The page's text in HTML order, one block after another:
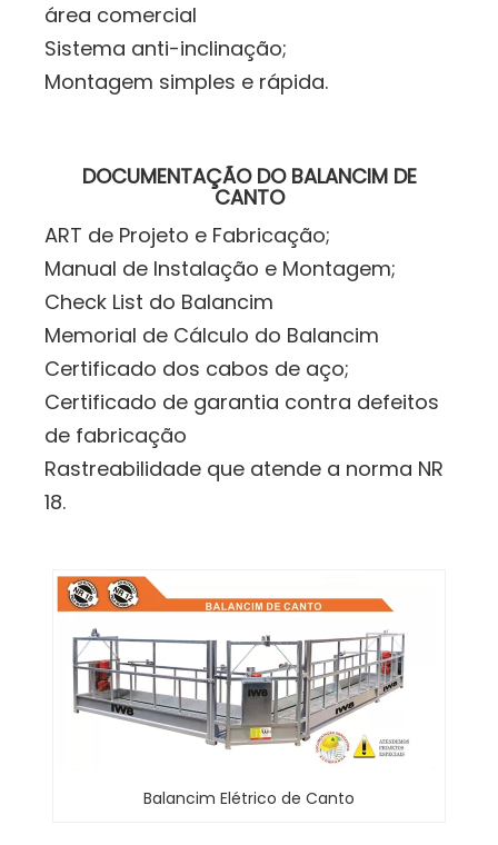
área comercial
Sistema anti-inclinação;
Montagem simples e rápida.
DOCUMENTAÇÃO DO BALANCIM DE
CANTO
ART de Projeto e Fabricação;
Manual de Instalação e Montagem;
Check List do Balancim
Memorial de Cálculo do Balancim
Certificado dos cabos de aço;
Certificado de garantia contra defeitos
de fabricação
Rastreabilidade que atende a norma NR
18.
Balancim Elétrico de Canto